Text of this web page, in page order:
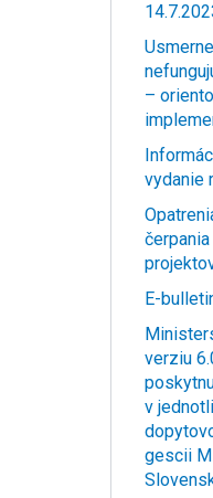
–
vydanie
E-
verziu
v
gescii